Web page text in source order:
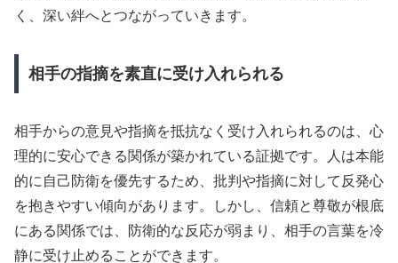
く、深い絆へとつながっていきます。
相手の指摘を素直に受け入れられる
相手からの意見や指摘を抵抗なく受け入れられるのは、心
理的に安心できる関係が築かれている証拠です。人は本能
的に自己防衛を優先するため、批判や指摘に対して反発心
を抱きやすい傾向があります。しかし、信頼と尊敬が根底
にある関係では、防衛的な反応が弱まり、相手の言葉を冷
静に受け止めることができます。